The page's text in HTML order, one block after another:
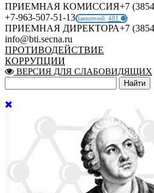
ПРИЕМНАЯ КОМИССИЯ+7
+7-963-507-51-13Заявителей: 481
ПРИЕМНАЯ ДИРЕКТОРА+7
info@bti.secna.ru
ПРОТИВОДЕЙСТВИЕ
КОРРУПЦИИ
ВЕРСИЯ ДЛЯ СЛАБОВИДЯЩИХ